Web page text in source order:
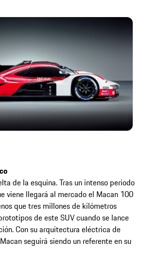
de la esquina. Tras un intenso periodo
viene llegará al mercado el Macan 100
que tres millones de kilómetros
de este SUV cuando se lance
Con su arquitectura eléctrica de
seguirá siendo un referente en su